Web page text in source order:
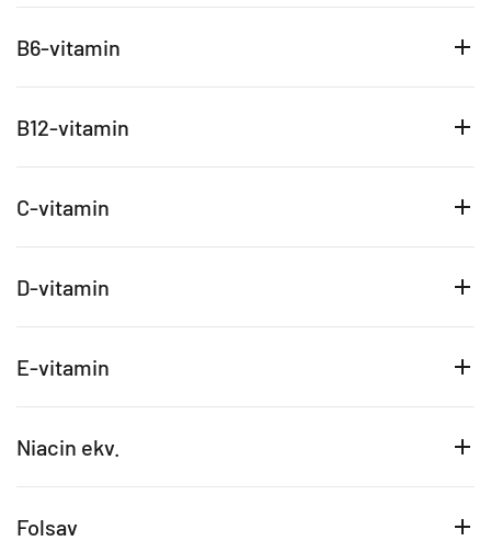
B6-vitamin
B12-vitamin
C-vitamin
D-vitamin
E-vitamin
Niacin ekv.
Folsav